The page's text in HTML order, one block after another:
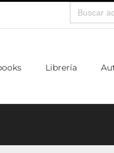
Buscar:
Librería